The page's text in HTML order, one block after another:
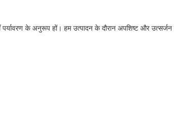
पर्यावरण के अनुरूप हों। हम उत्पादन के दौरान अपशिष्ट और